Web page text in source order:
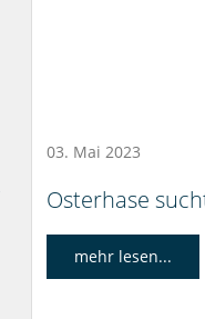
03. Mai 2023
Osterhase
mehr lesen...